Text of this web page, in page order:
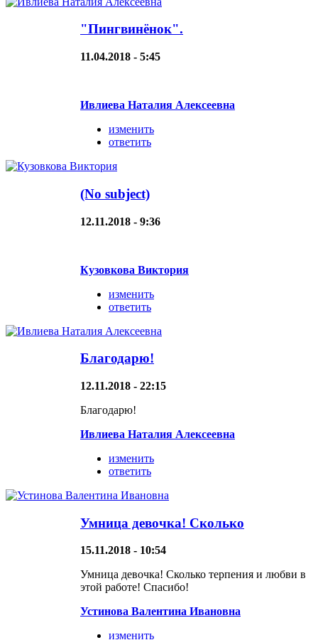
"Пингвинёнок".
11.04.2018 - 5:45
Ивлиева Наталия Алексеевна
изменить
ответить
(No subject)
12.11.2018 - 9:36
Кузовкова Виктория
изменить
ответить
Благодарю!
12.11.2018 - 22:15
Благодарю!
Ивлиева Наталия Алексеевна
изменить
ответить
Умница девочка! Сколько
15.11.2018 - 10:54
Умница девочка! Сколько терпения и любви в
этой работе! Спасибо!
Устинова Валентина Ивановна
изменить